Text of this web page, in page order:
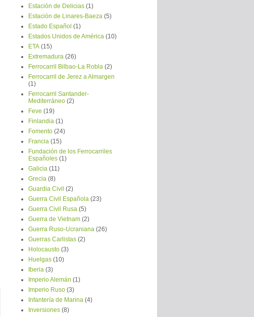
Estación de Delicias (1)
Estación de Linares-Baeza (5)
Estado Español (1)
Estados Unidos de América (10)
ETA (15)
Extremadura (26)
Ferrocarril Bilbao-La Robla (2)
Ferrocarril de Jerez a Almargen
(1)
Ferrocarril Santander-
Mediterráneo (2)
Feve (19)
Finlandia (1)
Fomento (24)
Francia (15)
Fundación de los Ferrocarriles
Españoles (1)
Galicia (11)
Grecia (8)
Guardia Civil (2)
Guerra Civil Española (23)
Guerra Civil Rusa (5)
Guerra de Vietnam (2)
Guerra Ruso-Ucraniana (26)
Guerras Carlistas (2)
Holocausto (3)
Huelgas (10)
Iberia (3)
Imperio Alemán (1)
Imperio Ruso (3)
Infantería de Marina (4)
Inversiones (8)